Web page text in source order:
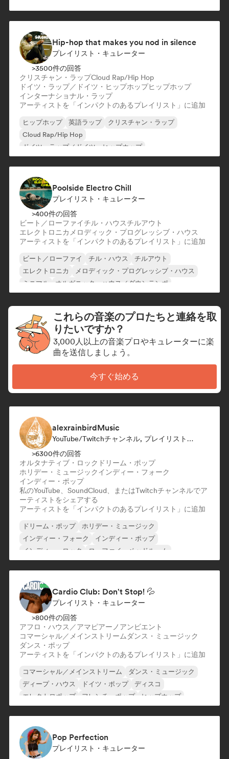
Hip-hop that makes you nod in silence
プレイリスト・キュレーター
>3500件の回答
クリスチャン・ラップCloud Rap/Hip Hop
ドイツ・ラップ／ドイツ・ヒップホップヒップホップ
インターナショナル・ラップ
アーティストを「インパクトのあるプレイリスト」に追加
ヒップホップ 英語ラップ
クリスチャン・ラップ
Cloud Rap/Hip Hop
ドイツ・ラップ／ドイツ・ヒップホップ
Poolside Electro Chill
プレイリスト・キュレーター
>400件の回答
ビート／ローファイチル・ハウスチルアウト
エレクトロニカ メロディック・プログレッシブ・ハウス
アーティストを「インパクトのあるプレイリスト」に追加
ビート／ローファイ チル・ハウス
チルアウト
エレクトロニカ
メロディック・プログレッシブ・ハウス
ミニマル
オルガニック・ハウス／ダウンテンポ
これらの音楽のプロたちと連絡を取
りたいですか？
3,000人以上の音楽プロやキュレーターに楽
曲を送信しましょう。
今すぐ始める
alexrainbirdMusic
YouTube/Twitchチャンネル, プレイリスト・キュレーター
>6300件の回答
オルタナティブ・ロック ドリーム・ポップ
ホリデー・ミュージックインディー・フォーク
インディー・ポップ
私のYouTube、SoundCloud、またはTwitchチャンネルでア
ーティストをシェアする
アーティストを「インパクトのあるプレイリスト」に追加
ドリーム・ポップ
ホリデー・ミュージック
インディー・フォーク
インディー・ポップ
インディー・ロック
ローファイ・ベッドルーム
Cardio Club: Don't Stop! 💦
プレイリスト・キュレーター
>800件の回答
アフロ・ハウス／アマピアーノ アンビエント
コマーシャル／メインストリーム ダンス・ミュージック
ダンス・ポップ
アーティストを「インパクトのあるプレイリスト」に追加
コマーシャル／メインストリーム
ダンス・ミュージック
ディープ・ハウス
ドイツ・ポップ
ディスコ
エレクトロポップ
フレンチ・ポップ ヒップホップ
Pop Perfection
プレイリスト・キュレーター